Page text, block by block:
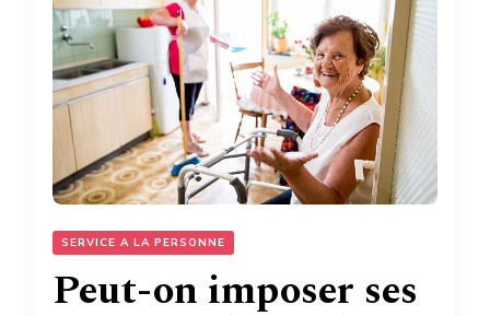
SERVICE A LA PERSONNE
Peut-on imposer ses